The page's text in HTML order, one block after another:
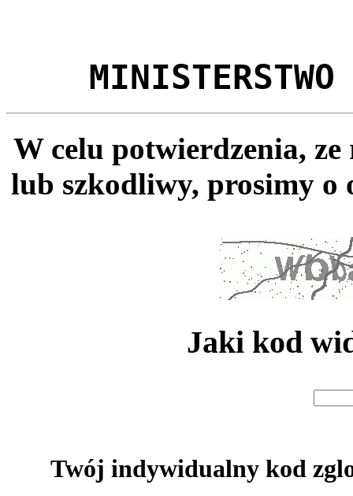
MINISTERSTWO
W celu potwierdzenia,
lub szkodliwy, prosimy o
Jaki kod
Twój indywidualny kod